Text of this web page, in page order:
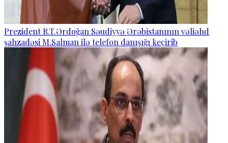
Prezident R.T.Ərdoğan Səudiyyə Ərəbistanının vəliəhd
şahzadəsi M.Salman ilə telefon danışığı keçirib